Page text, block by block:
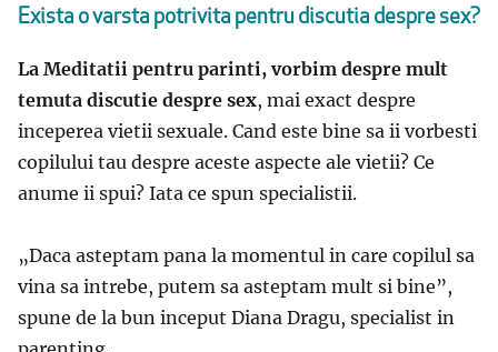
Exista o varsta potrivita pentru discutia despre sex?
La Meditatii pentru parinti, vorbim despre mult
temuta discutie despre sex, mai exact despre
inceperea vietii sexuale. Cand este bine sa ii vorbesti
copilului tau despre aceste aspecte ale vietii? Ce
anume ii spui? Iata ce spun specialistii.
„Daca asteptam pana la momentul in care copilul sa
vina sa intrebe, putem sa asteptam mult si bine”,
spune de la bun inceput Diana Dragu, specialist in